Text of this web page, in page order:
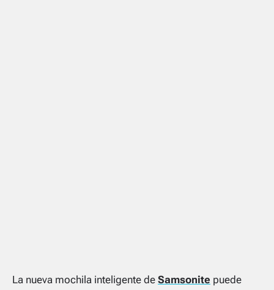
La nueva mochila inteligente de Samsonite puede